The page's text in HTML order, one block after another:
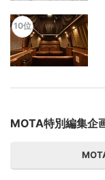
10位
MOTA特別編集企